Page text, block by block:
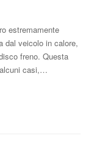
estremamente
dal veicolo in calore,
freno. Questa
casi,…